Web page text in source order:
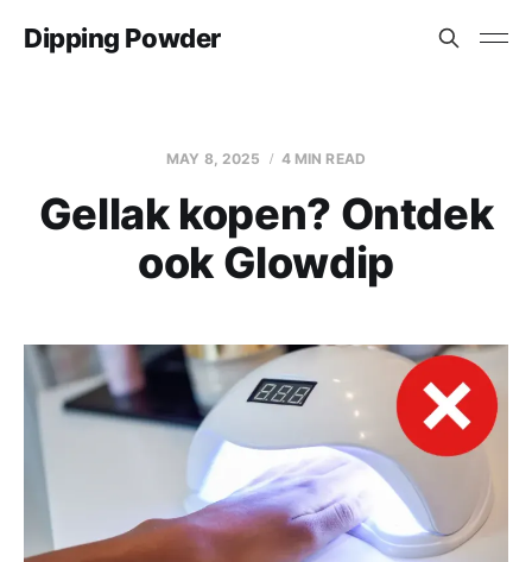
Dipping Powder
MAY 8, 2025 4 MIN READ
Gellak kopen? Ontdek
ook Glowdip